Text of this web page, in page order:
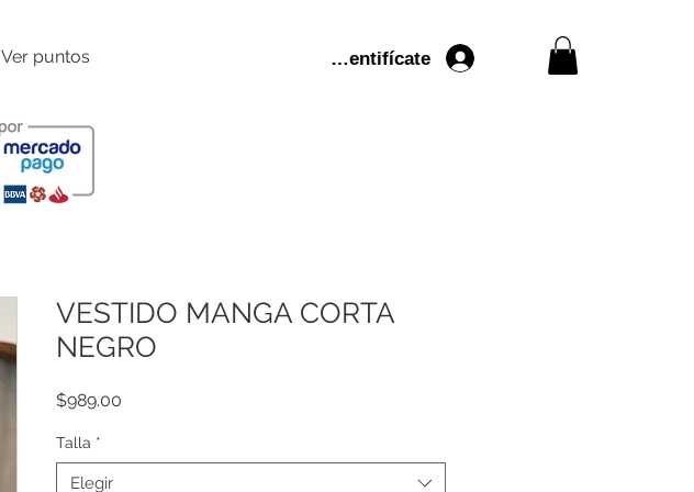
Ver puntos Identifícate
VESTIDO MANGA CORTA
NEGRO
$989.00
Talla *
Elegir